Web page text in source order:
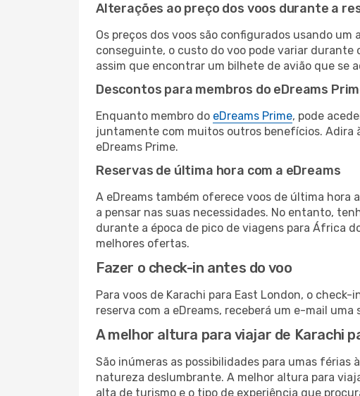
Alterações ao preço dos voos durante a
Os preços dos voos são configurados usando
conseguinte, o custo do voo pode variar durante
assim que encontrar um bilhete de avião que se
Descontos para membros do eDreams
Enquanto membro do eDreams Prime, pode
juntamente com muitos outros benefícios. Adira
eDreams Prime.
Reservas de última hora com a eDreams
A eDreams também oferece voos de última hora
a pensar nas suas necessidades. No entanto,
durante a época de pico de viagens para África
melhores ofertas.
Fazer o check-in antes do voo
Para voos de Karachi para East London, o
reserva com a eDreams, receberá um e-mail
A melhor altura para viajar de Karachi
São inúmeras as possibilidades para umas
natureza deslumbrante. A melhor altura para
alta de turismo e o tipo de experiência que